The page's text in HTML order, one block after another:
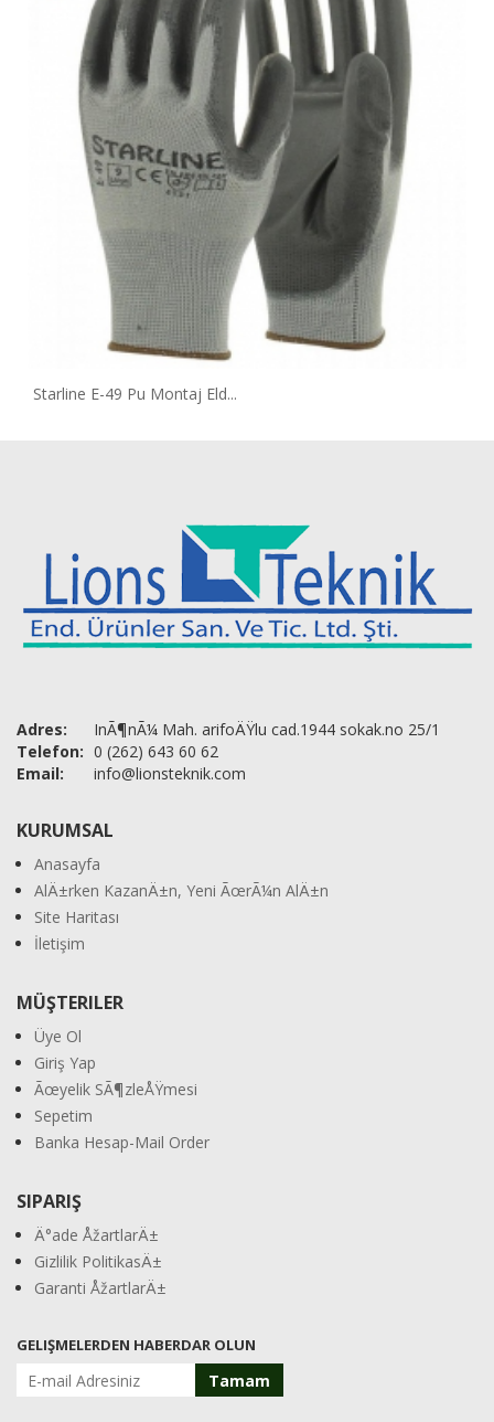
Starline E-49 Pu Montaj Eld...
Adres:
InÃ¶nÃ¼ Mah. arifoÄŸlu cad.1944 sokak.no 25/1
Telefon: 0 (262) 643 60 62
Email:
info@lionsteknik.com
KURUMSAL
Anasayfa
AlÄ±rken KazanÄ±n, Yeni ÃœrÃ¼n AlÄ±n
Site Haritası
İletişim
MÜŞTERILER
Üye Ol
Giriş Yap
Ãœyelik SÃ¶zleÅŸmesi
Sepetim
Banka Hesap-Mail Order
SIPARIŞ
Ä°ade ÅžartlarÄ±
Gizlilik PolitikasÄ±
Garanti ÅžartlarÄ±
GELIŞMELERDEN HABERDAR OLUN
Tamam